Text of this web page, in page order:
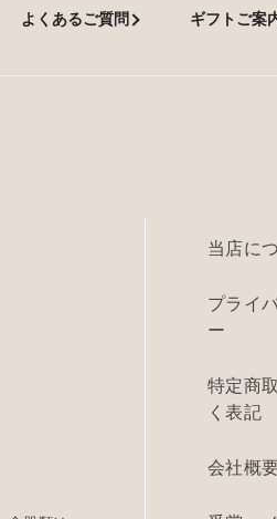
よくあるご質問 ギフトご案
当店に
プライ
ー
特定商
く表記
会社概